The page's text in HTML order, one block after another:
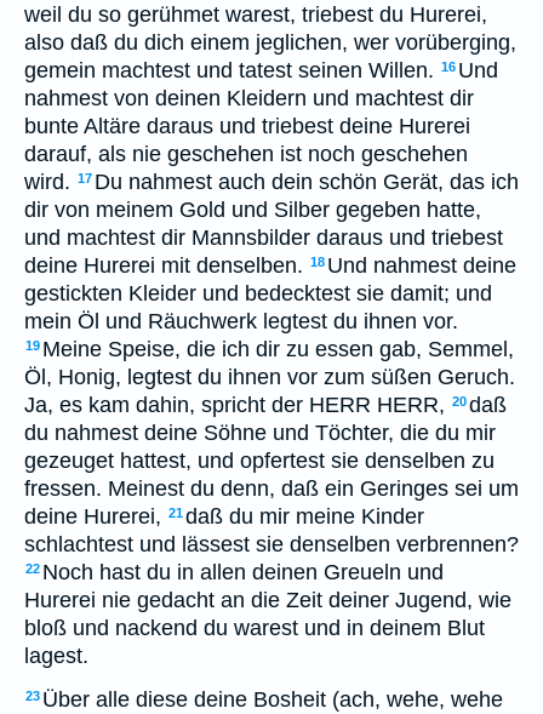
weil du so gerühmet warest, triebest du Hurerei,
also daß du dich einem jeglichen, wer vorüberging,
gemein machtest und tatest seinen Willen. 16 Und
nahmest von deinen Kleidern und machtest dir
bunte Altäre daraus und triebest deine Hurerei
darauf, als nie geschehen ist noch geschehen
wird. 17 Du nahmest auch dein schön Gerät, das ich
dir von meinem Gold und Silber gegeben hatte,
und machtest dir Mannsbilder daraus und triebest
deine Hurerei mit denselben. 18 Und nahmest deine
gestickten Kleider und bedecktest sie damit; und
mein Öl und Räuchwerk legtest du ihnen vor.
19 Meine Speise, die ich dir zu essen gab, Semmel,
Öl, Honig, legtest du ihnen vor zum süßen Geruch.
Ja, es kam dahin, spricht der HERR HERR, 20daß
du nahmest deine Söhne und Töchter, die du mir
gezeuget hattest, und opfertest sie denselben zu
fressen. Meinest du denn, daß ein Geringes sei um
deine Hurerei, 21daß du mir meine Kinder
schlachtest und lässest sie denselben verbrennen?
22 Noch hast du in allen deinen Greueln und
Hurerei nie gedacht an die Zeit deiner Jugend, wie
bloß und nackend du warest und in deinem Blut
lagest.
23 Über alle diese deine Bosheit (ach, wehe, wehe